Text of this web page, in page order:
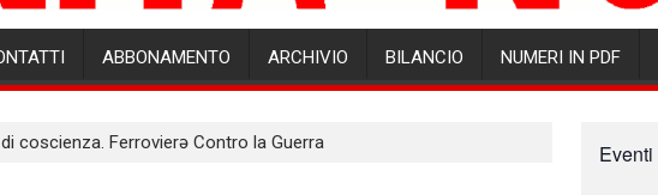
ABBONAMENTO ARCHIVIO BILANCIO NUMERI IN PDF
coscienza. Ferrovierə Contro la Guerra